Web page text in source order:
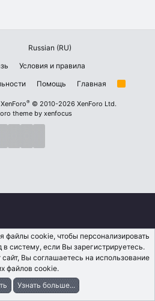
Russian (RU)
Условия и правила
Помощь Главная
R
® © 2010-2026 XenForo Ltd.
theme by xenfocus
Вход Регистрация
файлы cookie, чтобы персонализировать
в систему, если Вы зарегистрируетесь.
Вы соглашаетесь на использование
файлов cookie.
Узнать больше...